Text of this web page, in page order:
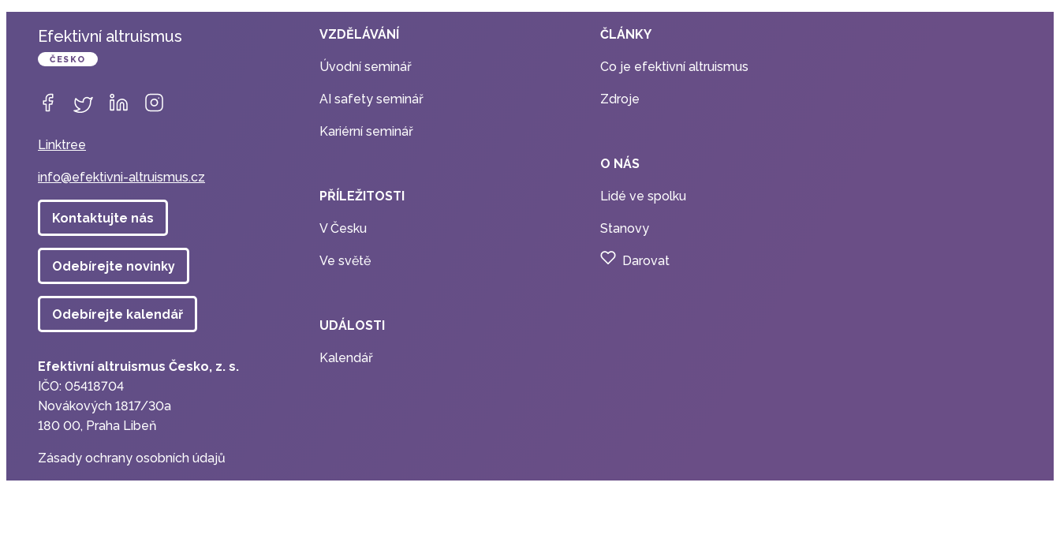
Efektivní altruismus
ČESKO
Linktree
info@efektivni-altruismus.cz
Kontaktujte nás
Odebírejte novinky
Odebírejte kalendář
Efektivní altruismus Česko, z. s.
IČO: 05418704
Novákových 1817/30a
180 00, Praha Libeň
Zásady ochrany osobních údajů
VZDĚLÁVÁNÍ
Úvodní seminář
AI safety seminář
Kariérní seminář
PŘÍLEŽITOSTI
V Česku
Ve světě
UDÁLOSTI
Kalendář
ČLÁNKY
Co je efektivní altruismus
Zdroje
O NÁS
Lidé ve spolku
Stanovy
Darovat